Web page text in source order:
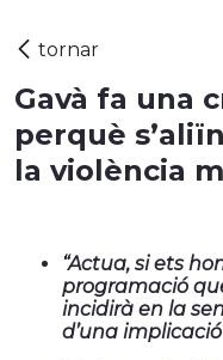
Gavà fa una
perquè
la violència
“Actua, si ets
programació
incidirà en la
d’una